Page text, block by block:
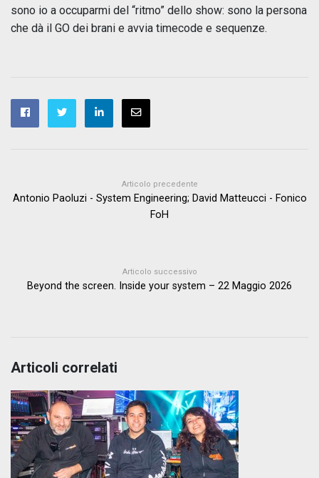
sono io a occuparmi del “ritmo” dello show: sono la persona
che dà il GO dei brani e avvia timecode e sequenze.
Articolo precedente
Antonio Paoluzi - System Engineering; David Matteucci - Fonico
FoH
Articolo successivo
Beyond the screen. Inside your system – 22 Maggio 2026
Articoli correlati